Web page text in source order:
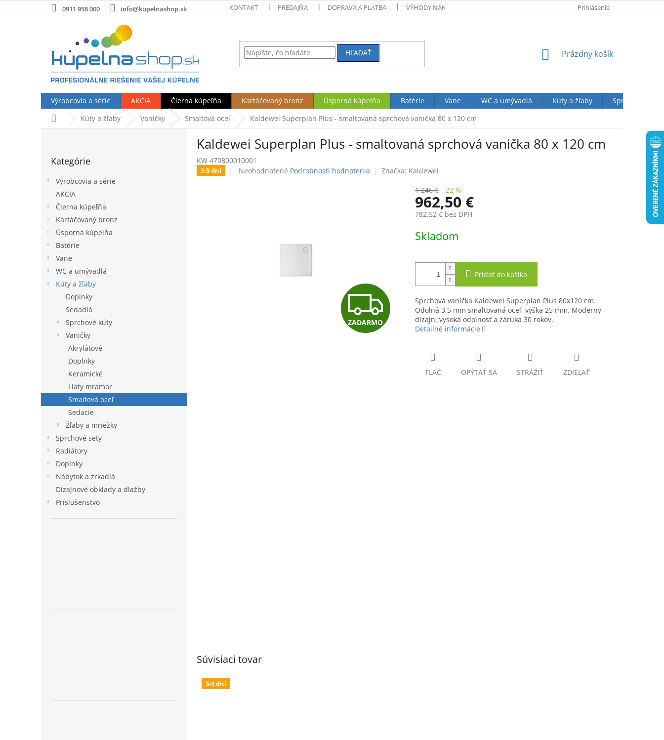
na
0911 958 000 info@kupelnashop.sk KONTAKT PREDAJŇA DOPRAVA A PLATBA VÝHODY NÁKUPU U NÁS OBCHODNÉ PODMIENKY (VOP)Prihlásenie
HĽADAŤ
NÁKUPNÝ
Prázdny košík
Výrobcovia a série AKCIA Čierna kúpeľňa Kartáčovaný bronz Úsporná kúpeľňa Batérie Vane WC a umývadlá Kúty a žľaby
Sprchové sety
DomovKúty a žľaby Vaničky Smaltová oceľ Kaldewei Superplan Plus - smaltovaná sprchová vanička 80 x 120 cm
kategórie
Kategórie
Výrobcovia a série
AKCIA
Čierna kúpeľňa
Kartáčovaný bronz
Úsporná kúpeľňa
Batérie
Vane
WC a umývadlá
Kúty a žľaby
Doplnky
Sedadlá
Sprchové kúty
Vaničky
Akrylátové
Doplnky
Keramické
Liaty mramor
Smaltová oceľ
Sedacie
Žľaby a mriežky
Sprchové sety
Radiátory
Doplnky
Nábytok a zrkadlá
Dizajnové obklady a dlažby
Príslušenstvo
Kaldewei Superplan Plus - smaltovaná sprchová vanička 80 x 120 cm
KW 470800010001
3-5 dní
Priemerné
Neohodnotené Podrobnosti hodnotenia Značka: Kaldewei
Z
A
ZADARMO
1 246 € –22 %
962,50 €
782,52 € bez DPH
cena:
Skladom
Pridať do košíka
Sprchová vanička Kaldewei Superplan Plus 80x120 cm.
Odolná 3,5 mm smaltovaná oceľ, výška 25 mm. Moderný
dizajn, vysoká odolnosť a záruka 30 rokov.
Detailné informácie
TLAČ OPÝTAŤ SA STRÁŽIŤ ZDIEĽAŤ
Súvisiaci tovar
3-5 dní